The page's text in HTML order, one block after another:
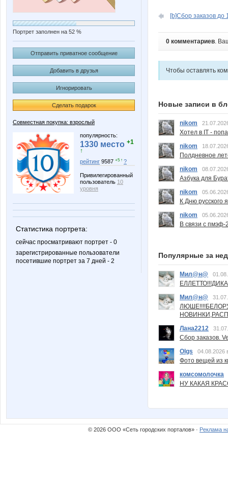
Портрет заполнен на 52 %
Отправить приватное сообщение
Добавить в друзья
Игнорировать
Сделать подарок
Совместная покупка: взрослый
популярность:
1330 место +1
↑
рейтинг 9587 +5 ↑ ?
Привилегированный
пользователь 10
уровня
Статистика портрета:
сейчас просматривают портрет - 0
зарегистрированные пользователи
посетившие портрет за 7 дней - 2
[b]Сбор заказов до
0 комментариев.
Чтобы оставлять
Новые записи в
nikom
Хотел в IT -
nikom
Полдневное
nikom
Азбука для
nikom
К Дню русского
nikom
В связи с пмэф-
Популярные за
Мил@н@
Мил@н@
Лана2212
Сбор заказов.
Olgs
04.08.2026
Фото вещей из
комсомолочка
НУ КАКАЯ
© 2026 ООО «Сеть городских порталов» · Реклама